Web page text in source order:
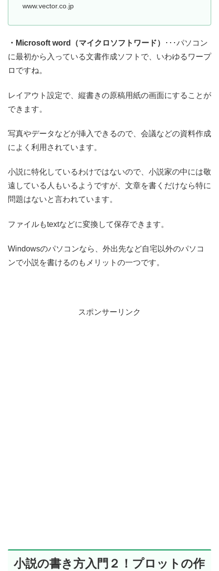
www.vector.co.jp
・Microsoft word（マイクロソフトワード）
･･･パソコン
に最初から入っている文書作成ソフトで、いわゆるワープ
ロですね。
レイアウト設定で、縦書きの原稿用紙の画面にすることが
できます。
写真やデータなどが挿入できるので、会議などの資料作成
によく利用されています。
小説に特化しているわけではないので、小説家の中には敬
遠している人もいるようですが、文章を書くだけなら特に
問題はないと言われています。
ファイルもtextなどに変換して保存できます。
Windowsのパソコンなら、外出先など自宅以外のパソコ
ンで小説を書けるのもメリットの一つです。
スポンサーリンク
小説の書き方入門２！プロットの作